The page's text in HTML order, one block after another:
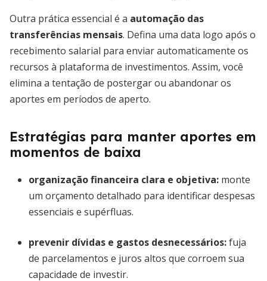
Outra prática essencial é a automação das
transferências mensais. Defina uma data logo após o
recebimento salarial para enviar automaticamente os
recursos à plataforma de investimentos. Assim, você
elimina a tentação de postergar ou abandonar os
aportes em períodos de aperto.
Estratégias para manter aportes em
momentos de baixa
organização financeira clara e objetiva: monte
um orçamento detalhado para identificar despesas
essenciais e supérfluas.
prevenir dívidas e gastos desnecessários:fuja
de parcelamentos e juros altos que corroem sua
capacidade de investir.